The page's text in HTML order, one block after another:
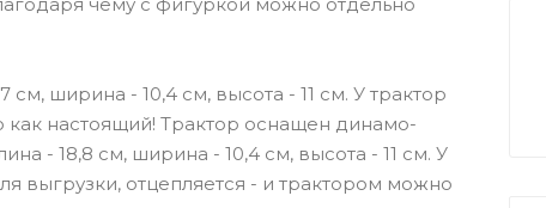
ширина - 10,4 см, высота - 11 см. У трактор
как настоящий! Трактор оснащен динамо-
- 18,8 см, ширина - 10,4 см, высота - 11 см. У
выгрузки, отцепляется - и трактором можно